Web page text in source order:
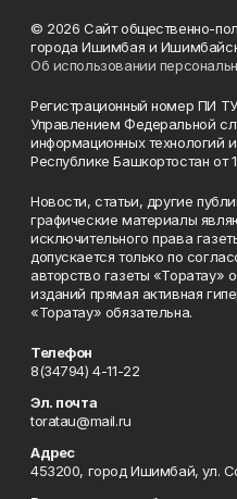
© 2026 Сайт общественно-
города Ишимбая и
Об использовании
Регистрационный номер ПИ
Управлением Федеральной
информационных технологий
Республике Башкортостан от
Новости, статьи, другие
графические материалы
исключительного права
допускается только по
авторство газеты «Торатау»
изданий прямая активная
«Торатау» обязательна.
Телефон
8(34794) 4-11-22
Эл. почта
toratau@mail.ru
Адрес
453200, город Ишимбай, ул.